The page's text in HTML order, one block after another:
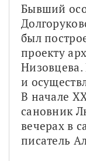
Бывший
был
проекту
Низовцева.
и
В начале
сановник
вечерах в
писатель